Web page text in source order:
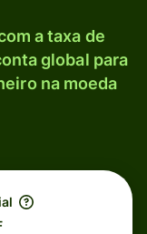
a taxa de
global para
na moeda